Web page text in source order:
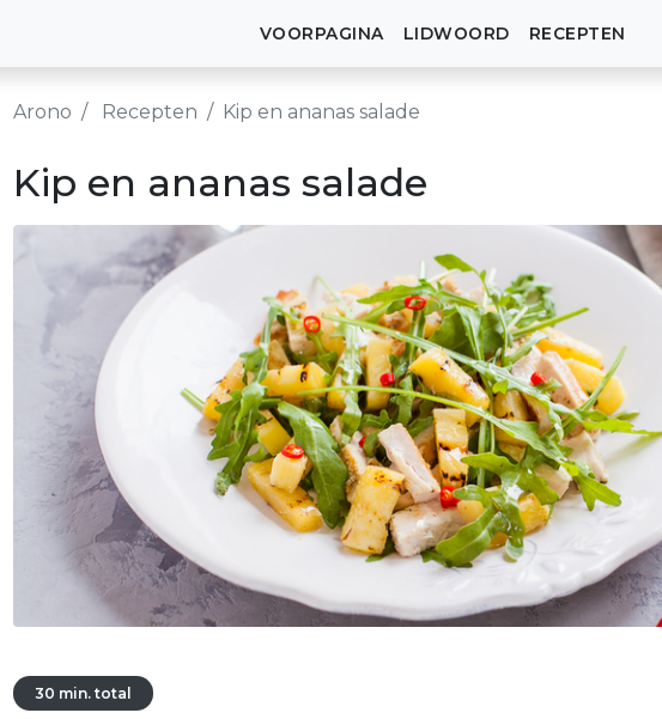
VOORPAGINA LIDWOORD RECEPTEN
Arono Recepten Kip en ananas salade
Kip en ananas salade
30 min. total